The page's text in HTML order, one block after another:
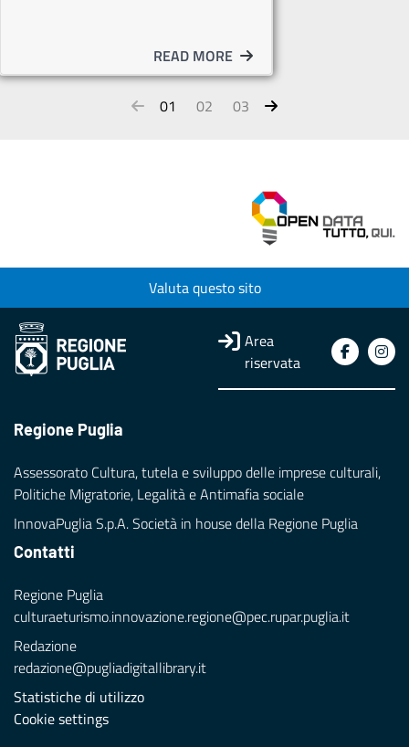
READ MORE
01 02 03
Valuta questo sito
Area
riservata
Regione Puglia
Assessorato Cultura, tutela e sviluppo delle imprese culturali,
Politiche Migratorie, Legalità e Antimafia sociale
InnovaPuglia S.p.A. Società in house della Regione Puglia
Contatti
Regione Puglia
culturaeturismo.innovazione.regione@pec.rupar.puglia.it
Redazione
redazione@pugliadigitallibrary.it
Statistiche di utilizzo
Cookie settings